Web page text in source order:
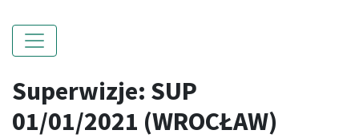
Superwizje: SUP
01/01/2021 (WROCŁAW)